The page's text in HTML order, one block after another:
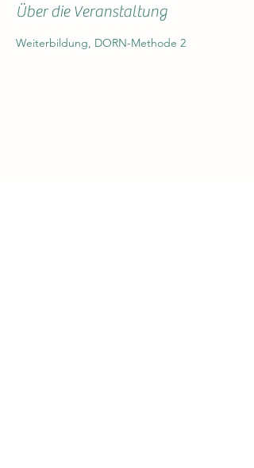
Über die Veranstaltung
Weiterbildung, DORN-Methode 2